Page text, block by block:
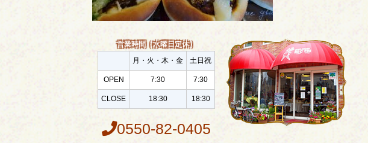
営業時間（水曜日定休）
月・火・木・金 土日祝
OPEN 7:30 7:30
CLOSE 18:30 18:30
0550-82-0405